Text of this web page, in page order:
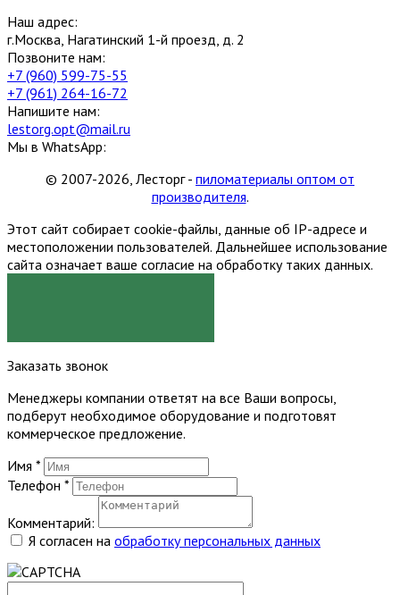
Наш адрес:
г.Москва, Нагатинский 1-й проезд, д. 2
Позвоните нам:
+7 (960) 599-75-55
+7 (961) 264-16-72
Напишите нам:
lestorg.opt@mail.ru
Мы в WhatsApp:
© 2007-2026, Лесторг - пиломатериалы оптом от
производителя.
Этот сайт собирает cookie-файлы, данные об IP-адресе и
местоположении пользователей. Дальнейшее использование
сайта означает ваше согласие на обработку таких данных.
Заказать звонок
Менеджеры компании ответят на все Ваши вопросы,
подберут необходимое оборудование и подготовят
коммерческое предложение.
Имя *
Телефон *
Комментарий:
Я согласен на обработку персональных данных